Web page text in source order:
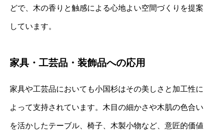
どで、木の香りと触感による心地よい空間づくりを提案
しています。
家具・工芸品・装飾品への応用
家具や工芸品においても小国杉はその美しさと加工性に
よって支持されています。木目の細かさや木肌の色合い
を活かしたテーブル、椅子、木製小物など、意匠的価値